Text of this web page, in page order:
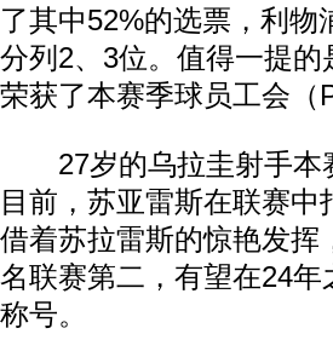
了其中52%的选票，利物
分列2、3位。值得一提
荣获了本赛季球员工会（
27岁的乌拉圭射手本
目前，苏亚雷斯在联赛
借着苏拉雷斯的惊艳发挥
名联赛第二，有望在24
称号。